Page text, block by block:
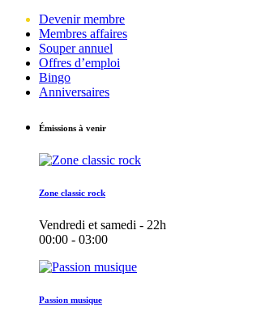
Devenir membre
Membres affaires
Souper annuel
Offres d’emploi
Bingo
Anniversaires
Émissions à venir
Zone classic rock
Vendredi et samedi - 22h
00:00 - 03:00
Passion musique